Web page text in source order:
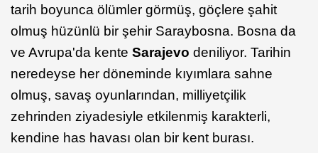
tarih boyunca ölümler görmüş, göçlere şahit
olmuş hüzünlü bir şehir Saraybosna. Bosna da
ve Avrupa'da kente Sarajevo deniliyor. Tarihin
neredeyse her döneminde kıyımlara sahne
olmuş, savaş oyunlarından, milliyetçilik
zehrinden ziyadesiyle etkilenmiş karakterli,
kendine has havası olan bir kent burası.